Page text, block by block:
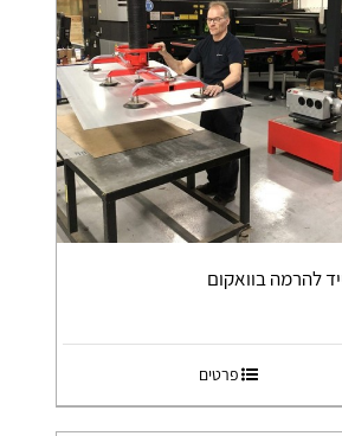
להרמה בוואקום
פרטים